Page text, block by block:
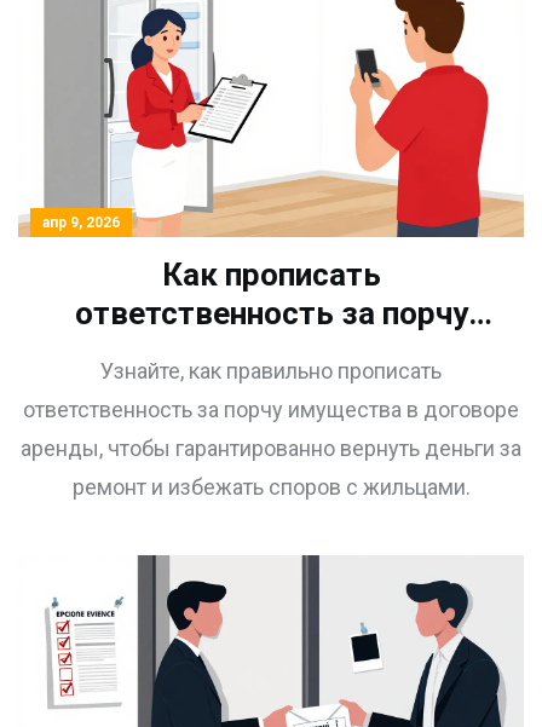
апр 9, 2026
Как прописать
ответственность за порчу
аренды квартиры: гид для
собственников
Узнайте, как правильно прописать
ответственность за порчу имущества в договоре
аренды, чтобы гарантированно вернуть деньги за
ремонт и избежать споров с жильцами.